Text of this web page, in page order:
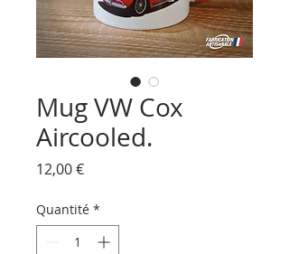
Mug VW Cox
Aircooled.
12,00 €Prix
Quantité *